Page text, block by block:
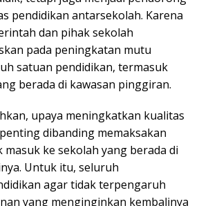
pendidikan antarsekolah. Karena
dan pihak sekolah
pada peningkatan mutu
satuan pendidikan, termasuk
berada di kawasan pinggiran.
upaya meningkatkan kualitas
dibanding memaksakan
ke sekolah yang berada di
Untuk itu, seluruh
agar tidak terpengaruh
yang menginginkan kembalinya